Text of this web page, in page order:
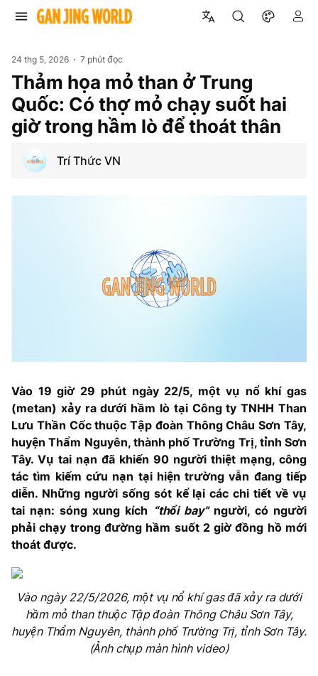
24 thg 5, 2026 7 phút đọc
Thảm họa mỏ than ở Trung
Quốc: Có thợ mỏ chạy suốt hai
giờ trong hầm lò để thoát thân
Trí Thức VN
Vào 19 giờ 29 phút ngày 22/5, một vụ nổ khí gas
(metan) xảy ra dưới hầm lò tại Công ty TNHH Than
Lưu Thần Cốc thuộc Tập đoàn Thông Châu Sơn Tây,
huyện Thẩm Nguyên, thành phố Trường Trị, tỉnh Sơn
Tây. Vụ tai nạn đã khiến 90 người thiệt mạng, công
tác tìm kiếm cứu nạn tại hiện trường vẫn đang tiếp
diễn. Những người sống sót kể lại các chi tiết về vụ
tai nạn: sóng xung kích “thổi bay” người, có người
phải chạy trong đường hầm suốt 2 giờ đồng hồ mới
thoát được.
Vào ngày 22/5/2026, một vụ nổ khí gas đã xảy ra dưới
hầm mỏ than thuộc Tập đoàn Thông Châu Sơn Tây,
huyện Thẩm Nguyên, thành phố Trường Trị, tỉnh Sơn Tây.
(Ảnh chụp màn hình video)